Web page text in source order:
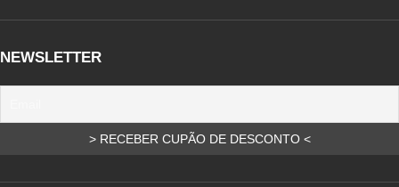
NEWSLETTER